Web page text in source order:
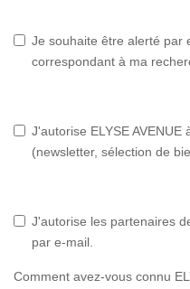
Je souhaite être alerté par
correspondant à ma
J'autorise ELYSE
(newsletter, sélection de
J'autorise les partenaires
par e-mail.
Comment avez-vous connu